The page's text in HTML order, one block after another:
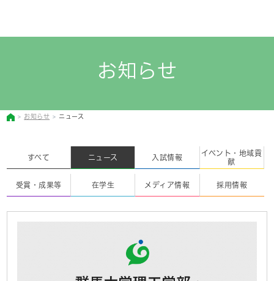
お知らせ
お知らせ ニュース
すべて ニュース 入試情報
イベント・地域貢
献
受賞・成果等 在学生 メディア情報 採用情報